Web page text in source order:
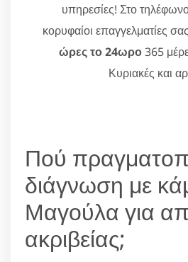
υπηρεσίες! Στο
κορυφαίοι επαγγελματίες
ώρες το 24ωρο365
Κυριακές και
Πού
διάγνωση με
Μαγούλα για
ακριβείας;